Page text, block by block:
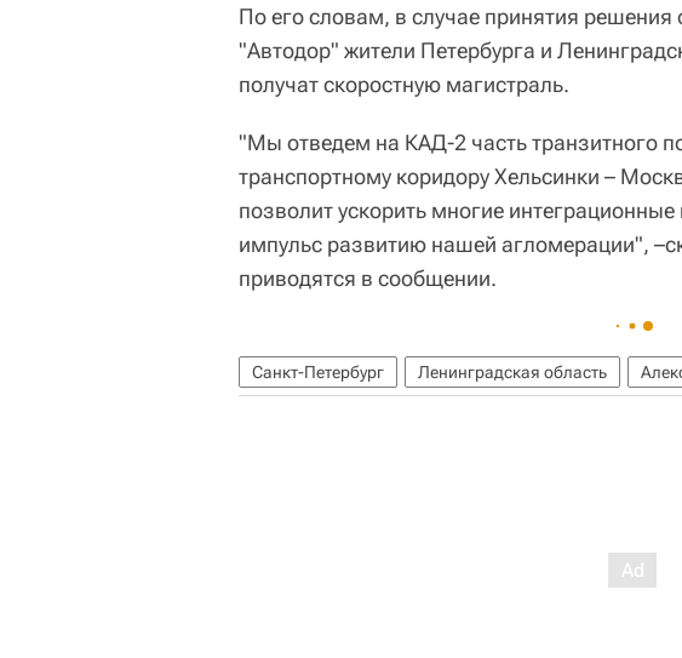
По его словам, в случае принятия
"Автодор" жители Петербурга и
получат скоростную магистраль.
"Мы отведем на КАД-2 часть транзитного
транспортному коридору Хельсинки –
позволит ускорить многие
импульс развитию нашей агломерации",
приводятся в сообщении.
Санкт-Петербург Ленинградская область